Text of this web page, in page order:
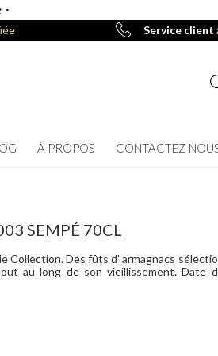
Service client
À PROPOS CONTACTEZ-
SEMPÉ 70CL
Collection. Des fûts d' armagnacs
au long de son vieillissement. Date